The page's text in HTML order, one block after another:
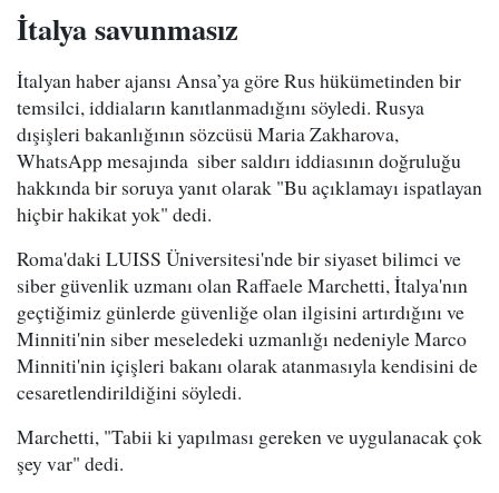
İtalya savunmasız
İtalyan haber ajansı Ansa’ya göre Rus hükümetinden bir
temsilci, iddiaların kanıtlanmadığını söyledi. Rusya
dışişleri bakanlığının sözcüsü Maria Zakharova,
WhatsApp mesajında ​​ siber saldırı iddiasının doğruluğu
hakkında bir soruya yanıt olarak "Bu açıklamayı ispatlayan
hiçbir hakikat yok" dedi.
Roma'daki LUISS Üniversitesi'nde bir siyaset bilimci ve
siber güvenlik uzmanı olan Raffaele Marchetti, İtalya'nın
geçtiğimiz günlerde güvenliğe olan ilgisini artırdığını ve
Minniti'nin siber meseledeki uzmanlığı nedeniyle Marco
Minniti'nin içişleri bakanı olarak atanmasıyla kendisini de
cesaretlendirildiğini söyledi.
Marchetti, "Tabii ki yapılması gereken ve uygulanacak çok
şey var" dedi.